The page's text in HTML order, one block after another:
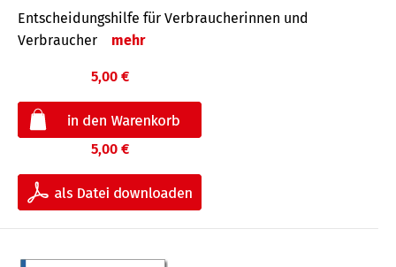
Entscheidungshilfe für Verbraucherinnen und
Verbraucher
mehr
5,00 €
5,00 €